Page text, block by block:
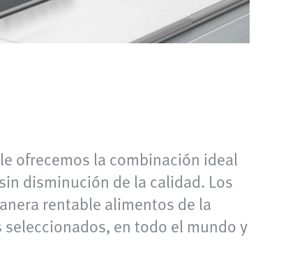
ofrecemos la combinación ideal
disminución de la calidad. Los
rentable alimentos de la
en todo el mundo y